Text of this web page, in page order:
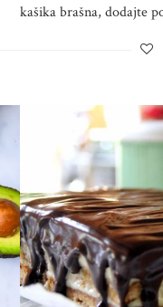
kašika brašna, dodajte